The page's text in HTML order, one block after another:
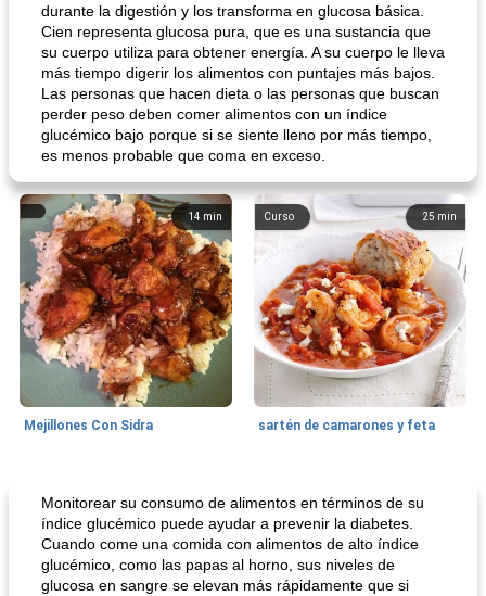
durante la digestión y los transforma en glucosa básica.
Cien representa glucosa pura, que es una sustancia que
su cuerpo utiliza para obtener energía. A su cuerpo le lleva
más tiempo digerir los alimentos con puntajes más bajos.
Las personas que hacen dieta o las personas que buscan
perder peso deben comer alimentos con un índice
glucémico bajo porque si se siente lleno por más tiempo,
es menos probable que coma en exceso.
14 min
Mejillones Con Sidra
25 min
Curso
sartén de camarones y feta
Monitorear su consumo de alimentos en términos de su
índice glucémico puede ayudar a prevenir la diabetes.
Cuando come una comida con alimentos de alto índice
glucémico, como las papas al horno, sus niveles de
glucosa en sangre se elevan más rápidamente que si